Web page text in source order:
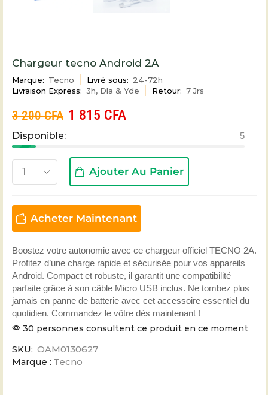
Chargeur tecno Android 2A
Marque: Tecno Livré sous: 24-72h
Livraison Express: 3h, Dla & Yde Retour: 7 Jrs
3 200CFA 1 815 CFA
Disponible: 5
Ajouter Au Panier
Acheter Maintenant
Boostez votre autonomie avec ce chargeur officiel TECNO 2A.
Profitez d’une charge rapide et sécurisée pour vos appareils
Android. Compact et robuste, il garantit une compatibilité
parfaite grâce à son câble Micro USB inclus. Ne tombez plus
jamais en panne de batterie avec cet accessoire essentiel du
quotidien. Commandez le vôtre dès maintenant !
30 personnes consultent ce produit en ce moment
SKU: OAM0130627
Marque : Tecno